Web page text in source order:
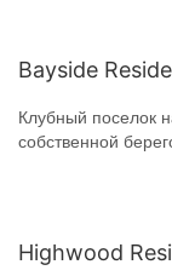
Bayside
Клубный поселок
собственной
Highwood